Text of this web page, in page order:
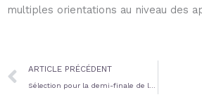
multiples orientations au niveau des
Prev
ARTICLE PRÉCÉDENT